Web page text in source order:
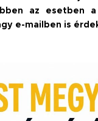
az esetben
e-mailben is